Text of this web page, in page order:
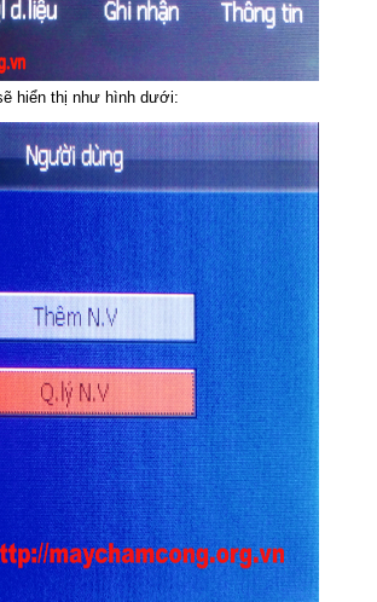
hiển thị như hình dưới: